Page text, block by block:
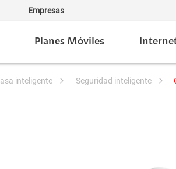
Empresas
Planes Móviles
casa inteligente seguridad inteligente